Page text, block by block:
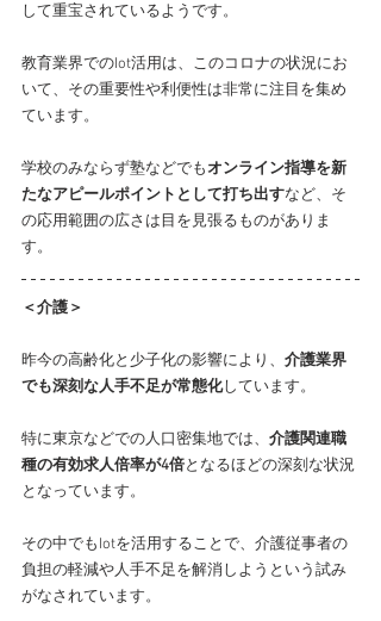
して重宝されているようです。
教育業界でのIot活用は、このコロナの状況にお
いて、その重要性や利便性は非常に注目を集め
ています。
学校のみならず塾などでもオンライン指導を新
たなアピールポイントとして打ち出すなど、そ
の応用範囲の広さは目を見張るものがありま
す。
＜介護＞
昨今の高齢化と少子化の影響により、 介護業界
でも深刻な人手不足が常態化しています。
特に東京などでの人口密集地では、 介護関連職
種の有効求人倍率が4倍となるほどの深刻な状況
となっています。
その中でもIotを活用することで、介護従事者の
負担の軽減や人手不足を解消しようという試み
がなされています。